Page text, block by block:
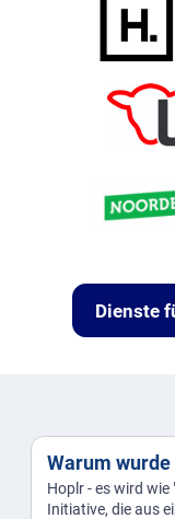
Dienste
Warum
Hoplr - es wird wie
Initiative, die aus